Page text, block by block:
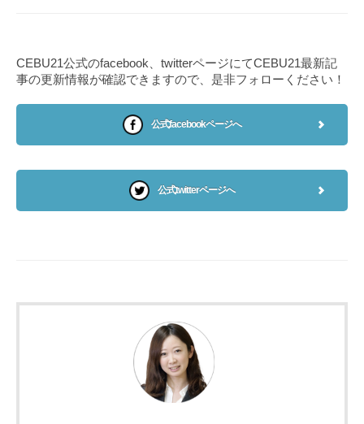
CEBU21公式のfacebook、twitterページにてCEBU21最新記
事の更新情報が確認できますので、是非フォローください！
公式facebookページへ
公式twitterページへ